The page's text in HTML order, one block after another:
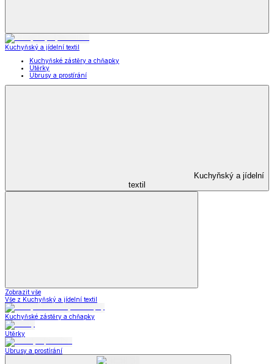
Kuchyňský a jídelní textil
Kuchyňské zástěry a chňapky
Utěrky
Ubrusy a prostírání
Kuchyňský a jídelní
textil
Zobrazit vše
Vše z Kuchyňský a jídelní textil
Kuchyňské zástěry a chňapky
Utěrky
Ubrusy a prostírání